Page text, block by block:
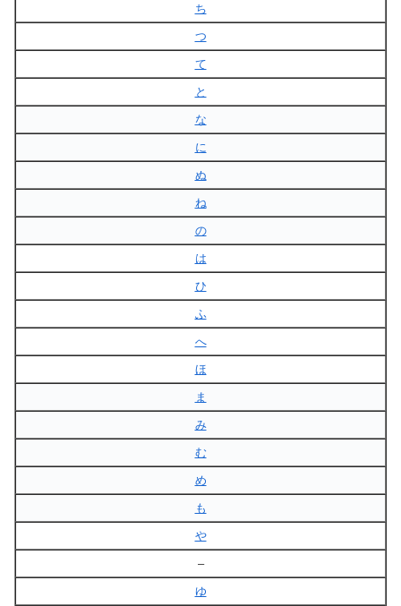
ち
つ
て
と
な
に
ぬ
ね
の
は
ひ
ふ
へ
ほ
ま
み
む
め
も
や
–
ゆ